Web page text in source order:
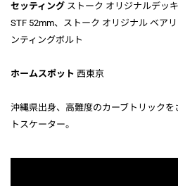
セッティング ストーク オリジナルデッ
STF 52mm、ストーク オリジナル ベア
ンティングボルト
ホームスポット 西東京
沖縄県出身、高難度のカーブトリック
トスケーター。